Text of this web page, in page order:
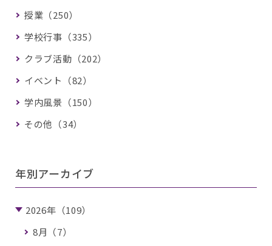
授業（250）
学校行事（335）
クラブ活動（202）
イベント（82）
学内風景（150）
その他（34）
年別アーカイブ
2026年（109）
8月（7）